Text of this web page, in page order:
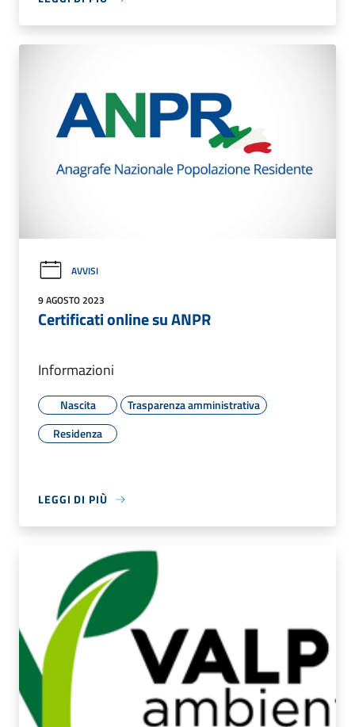
AVVISI
9 AGOSTO 2023
Certificati online su ANPR
Informazioni
Nascita
Trasparenza amministrativa
Residenza
LEGGI DI PIÙ